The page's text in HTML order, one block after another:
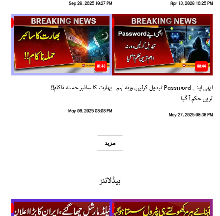
Apr 13, 2026 10:25 PM
Sep 26, 2025 10:27 PM
00:44
ابھی اپنے Password تبدیل کرلیں، ورنہ اہم
ترین حکم آگیا
May 27, 2025 08:38 PM
01:43
بھارت کا سائبر حملہ ناکام!!
May 09, 2025 08:08 PM
مزید
ہیڈلائنز